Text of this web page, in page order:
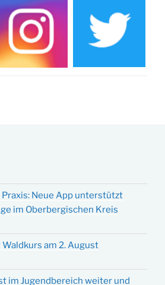
Neue App unterstützt
im Oberbergischen Kreis
am 2. August
im Jugendbereich weiter und